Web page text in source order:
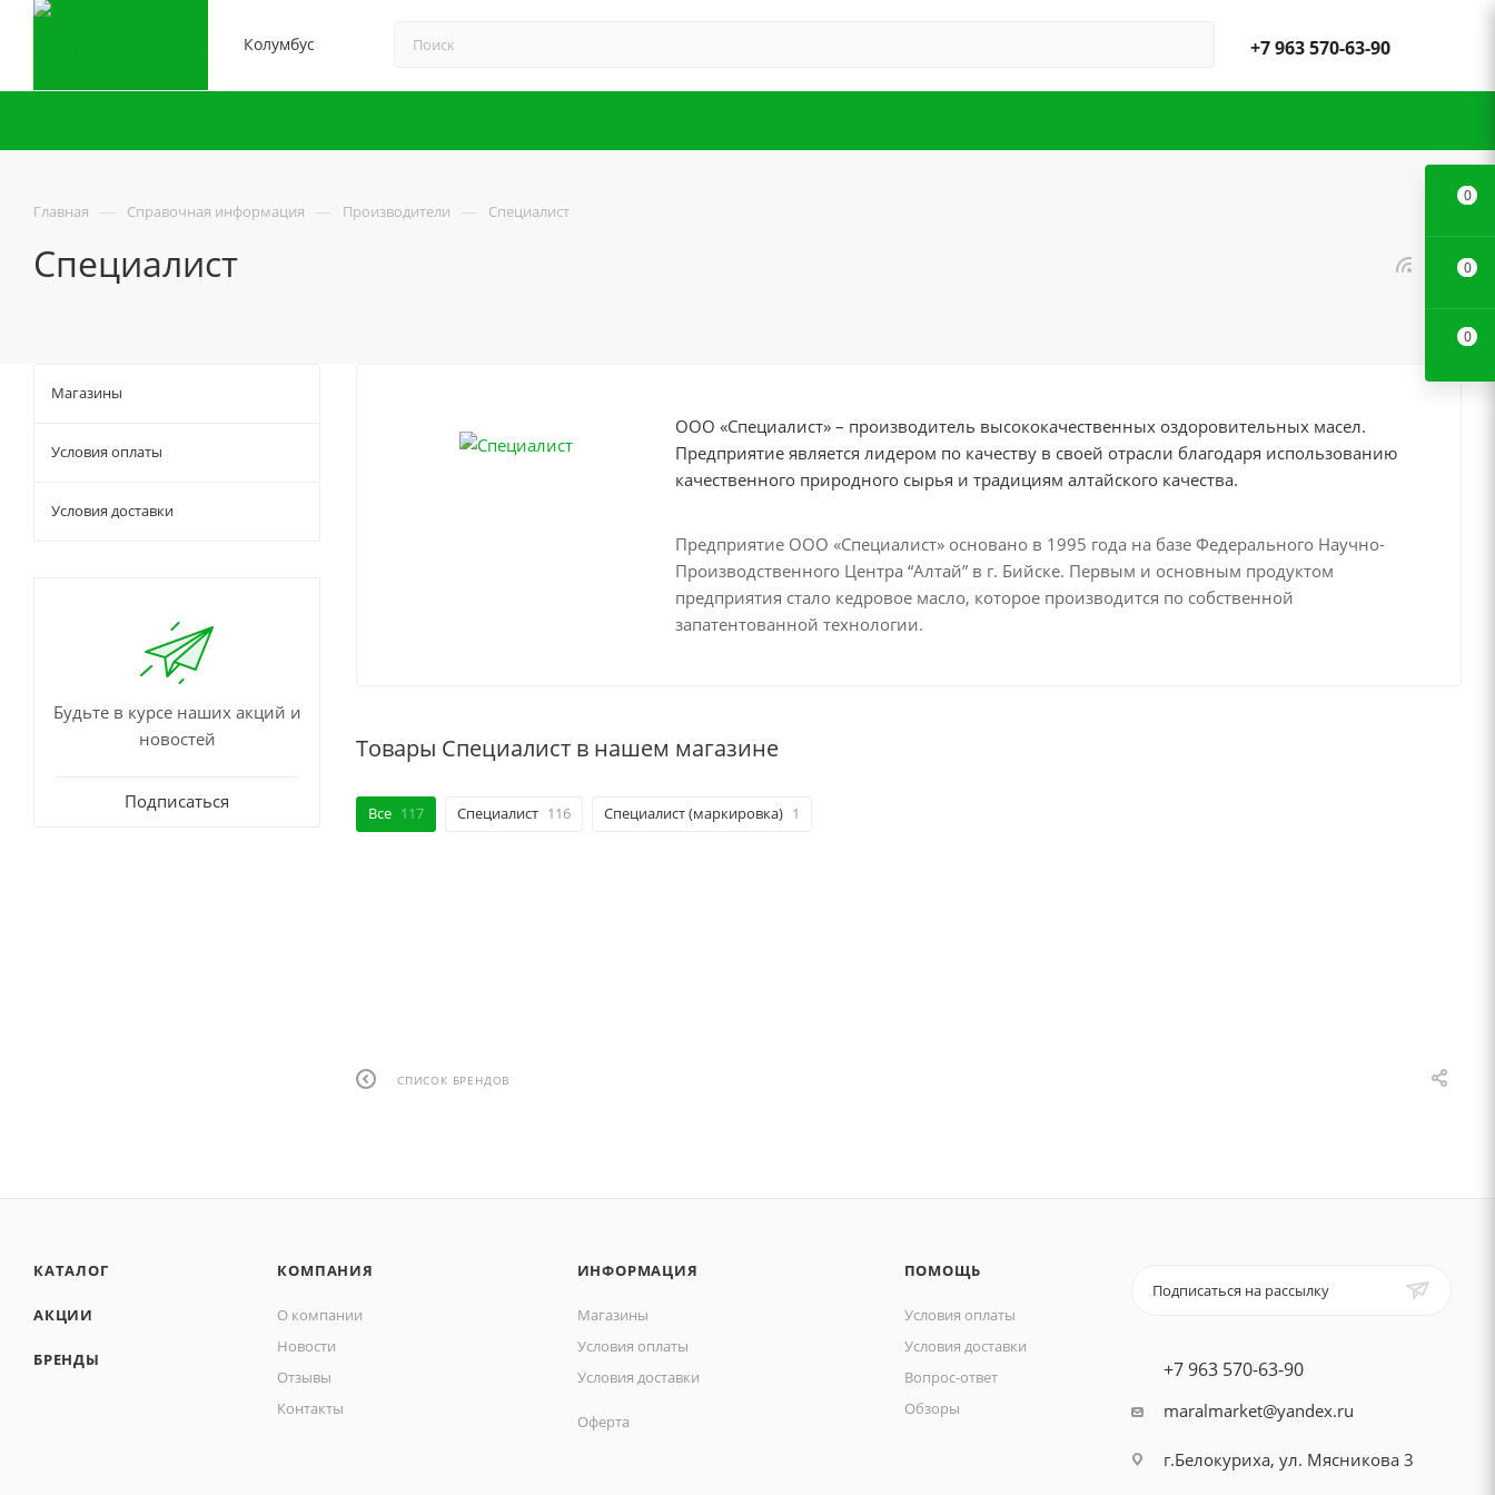
Колумбус +7 963 570-63-90
Главная — Справочная информация — Производители — Специалист
Специалист
ООО «Специалист» – производитель высококачественных оздоровительных масел.
Предприятие является лидером по качеству в своей отрасли благодаря использованию
качественного природного сырья и традициям алтайского качества.
Предприятие ООО «Специалист» основано в 1995 года на базе Федерального Научно-
Производственного Центра “Алтай” в г. Бийске. Первым и основным продуктом
предприятия стало кедровое масло, которое производится по собственной
запатентованной технологии.
Товары Специалист в нашем магазине
Все 117 Специалист 116 Специалист (маркировка) 1
СПИСОК БРЕНДОВ
Магазины
Условия оплаты
Условия доставки
Будьте в курсе наших акций и
новостей
Подписаться
КАТАЛОГ
АКЦИИ
БРЕНДЫ
КОМПАНИЯ
О компании
Новости
Отзывы
Контакты
ИНФОРМАЦИЯ
Магазины
Условия оплаты
Условия доставки
Оферта
ПОМОЩЬ
Условия оплаты
Условия доставки
Вопрос-ответ
Обзоры
Подписаться на рассылку
+7 963 570-63-90
maralmarket@yandex.ru
г.Белокуриха, ул. Мясникова 3
0
0
0